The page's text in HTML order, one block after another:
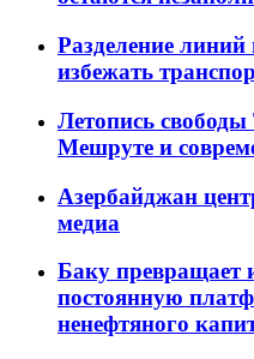
Разделение
избежать
Летопись
Мешруте и
Азербайджан
медиа
Баку превращает
постоянную
ненефтяного